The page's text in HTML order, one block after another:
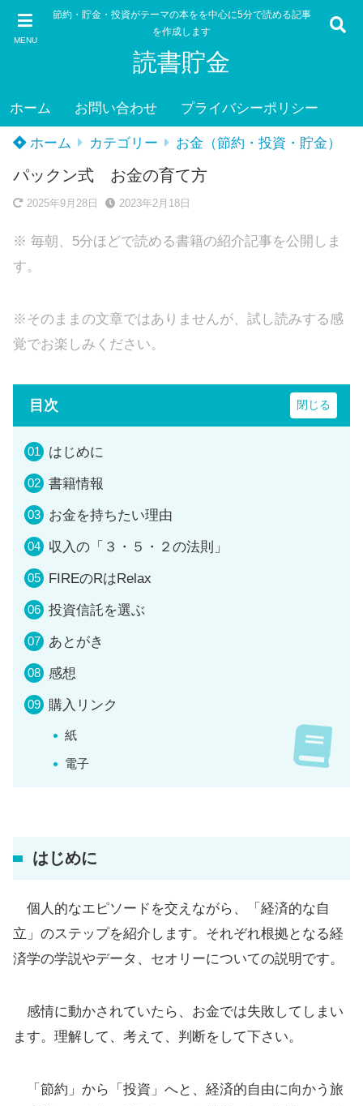
MENU
節約・貯金・投資がテーマの本をを中心に5分で読める記事
を作成します
読書貯金
ホーム お問い合わせ プライバシーポリシー
ホーム カテゴリー お金（節約・投資・貯金）
パックン式 お金の育て方
2025年9月28日 2023年2月18日
※ 毎朝、5分ほどで読める書籍の紹介記事を公開しま
す。
※そのままの文章ではありませんが、試し読みする感
覚でお楽しみください。
目次
はじめに
書籍情報
お金を持ちたい理由
収入の「３・５・２の法則」
FIREのRはRelax
投資信託を選ぶ
あとがき
感想
購入リンク
紙
電子
はじめに
個人的なエピソードを交えながら、「経済的な自
立」のステップを紹介します。それぞれ根拠となる経
済学の学説やデータ、セオリーについての説明です。
感情に動かされていたら、お金では失敗してしまい
ます。理解して、考えて、判断をして下さい。
「節約」から「投資」へと、経済的自由に向かう旅